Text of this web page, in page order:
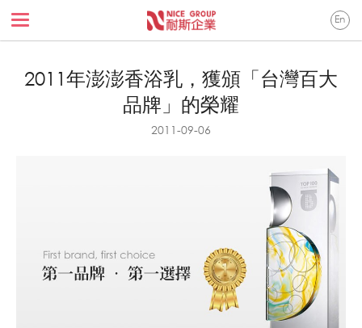
En
2011年澎澎香浴乳，獲頒「台灣百大
品牌」的榮耀
2011-09-06